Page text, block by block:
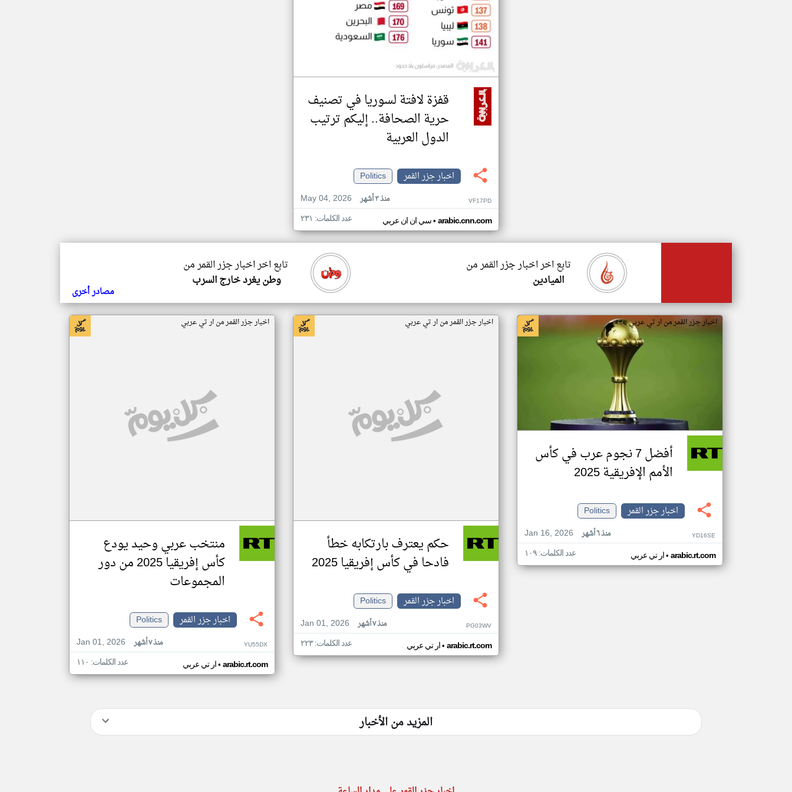
قفزة لافتة لسوريا في تصنيف
حرية الصحافة.. إليكم ترتيب
الدول العربية
اخبار جزر القمر
Politics
May 04, 2026
منذ ٣ أشهر VF17PD
سي ان ان عربي• arabic.cnn.com عدد الكلمات: ٢٣١
تابع اخر اخبار جزر القمر من
وطن يغرد خارج السرب
تابع اخر اخبار جزر القمر من
الميادين
مصادر أخرى
اخبار جزر القمر من ار تي عربي
أفضل 7 نجوم عرب في كأس
الأمم الإفريقية 2025
اخبار جزر القمر
Politics
Jan 16, 2026
منذ ٦ أشهر YD16SE
ار تي عربي• arabic.rt.com عدد الكلمات: ١٠٩
اخبار جزر القمر من ار تي عربي
حكم يعترف بارتكابه خطأ
فادحا في كأس إفريقيا 2025
اخبار جزر القمر
Politics
Jan 01, 2026
منذ ٧ أشهر PG03WV
ار تي عربي• arabic.rt.com عدد الكلمات: ٢٢٣
اخبار جزر القمر من ار تي عربي
منتخب عربي وحيد يودع
كأس إفريقيا 2025 من دور
المجموعات
اخبار جزر القمر
Politics
Jan 01, 2026
منذ ٧ أشهر YU55DX
ار تي عربي• arabic.rt.com عدد الكلمات: ١١٠
المزيد من الأخبار